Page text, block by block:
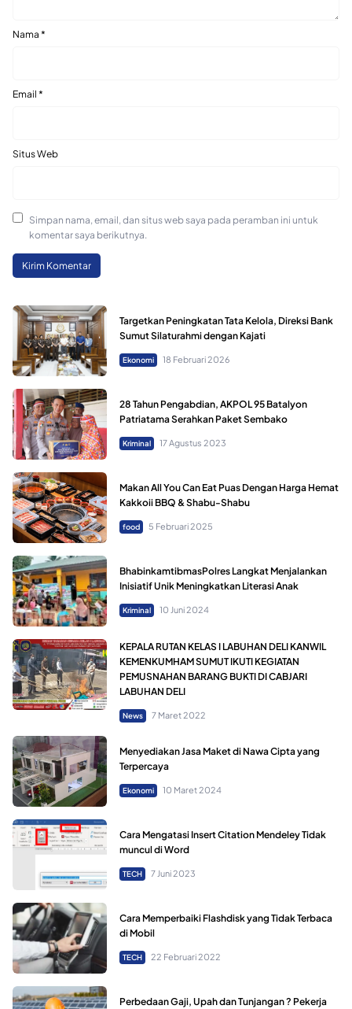
Nama *
Email *
Situs Web
Simpan nama, email, dan situs web saya pada peramban ini untuk
komentar saya berikutnya.
Targetkan Peningkatan Tata Kelola, Direksi Bank
Sumut Silaturahmi dengan Kajati
Ekonomi 18 Februari 2026
28 Tahun Pengabdian, AKPOL 95 Batalyon
Patriatama Serahkan Paket Sembako
Kriminal 17 Agustus 2023
Makan All You Can Eat Puas Dengan Harga Hemat
Kakkoii BBQ & Shabu-Shabu
food 5 Februari 2025
BhabinkamtibmasPolres Langkat Menjalankan
Inisiatif Unik Meningkatkan Literasi Anak
Kriminal 10 Juni 2024
KEPALA RUTAN KELAS I LABUHAN DELI KANWIL
KEMENKUMHAM SUMUT IKUTI KEGIATAN
PEMUSNAHAN BARANG BUKTI DI CABJARI
LABUHAN DELI
News 7 Maret 2022
Menyediakan Jasa Maket di Nawa Cipta yang
Terpercaya
Ekonomi 10 Maret 2024
Cara Mengatasi Insert Citation Mendeley Tidak
muncul di Word
TECH 7 Juni 2023
Cara Memperbaiki Flashdisk yang Tidak Terbaca
di Mobil
TECH 22 Februari 2022
Perbedaan Gaji, Upah dan Tunjangan ? Pekerja